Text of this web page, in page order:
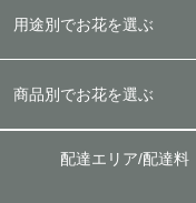
用途別でお花を選ぶ
商品別でお花を選ぶ
配達エリア/配達料